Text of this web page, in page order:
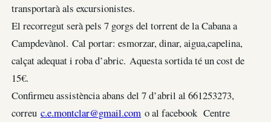
transportarà als excursionistes.
El recorregut serà pels 7 gorgs del torrent de la Cabana a
Campdevànol. Cal portar: esmorzar, dinar, aigua,capelina,
calçat adequat i roba d’abric. Aquesta sortida té un cost de
15€.
Confirmeu assistència abans del 7 d’abril al 661253273,
correu c.e.montclar@gmail.com o al facebook Centre